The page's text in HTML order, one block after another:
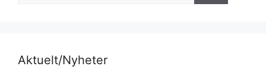
Aktuelt/Nyheter